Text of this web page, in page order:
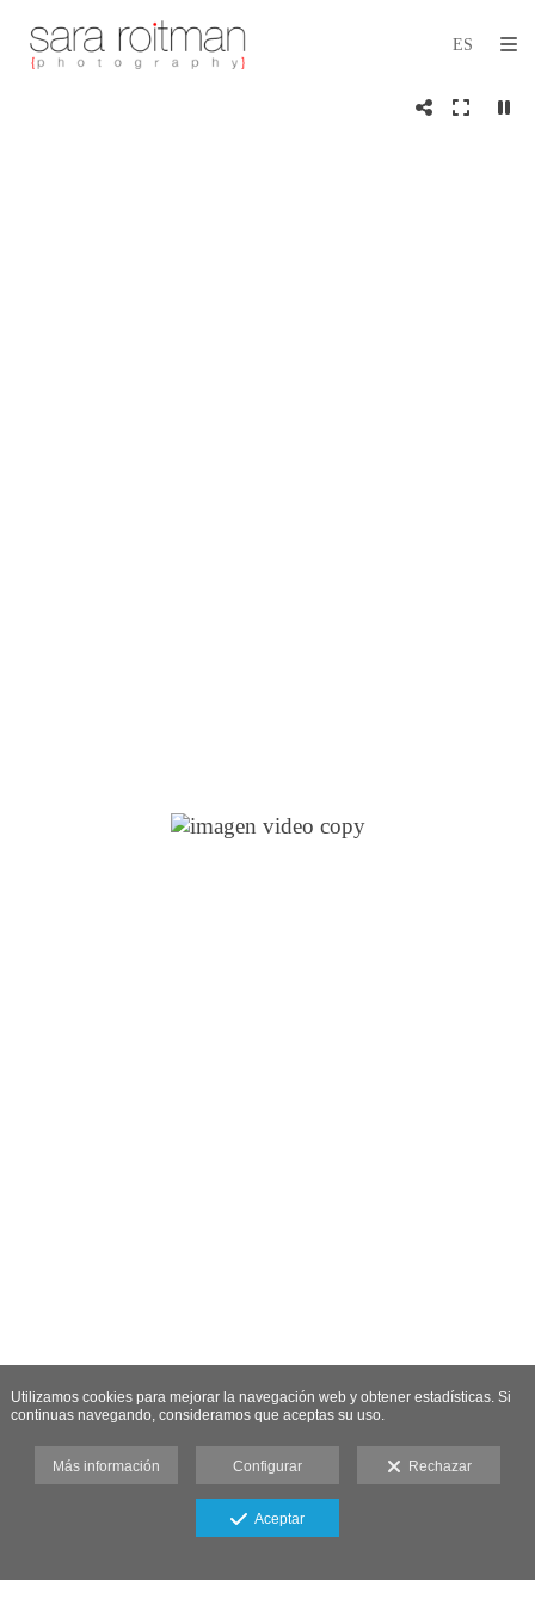
Utilizamos cookies para mejorar la navegación web y obtener estadísticas. Si
continuas navegando, consideramos que aceptas su uso.
Más información Configurar Rechazar
Aceptar